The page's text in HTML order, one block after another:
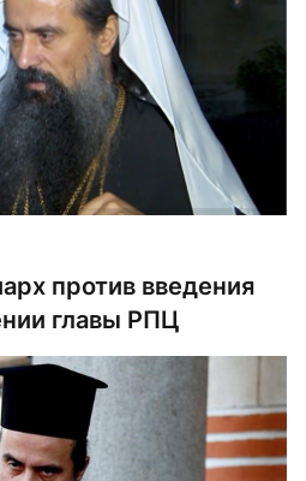
против введения
главы РПЦ